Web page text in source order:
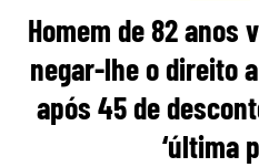
Homem de 82 anos
negar-lhe o direito
após 45 de
‘última